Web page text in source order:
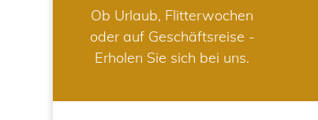
Ob Urlaub, Flitterwochen
oder auf Geschäftsreise -
Erholen Sie sich bei uns.